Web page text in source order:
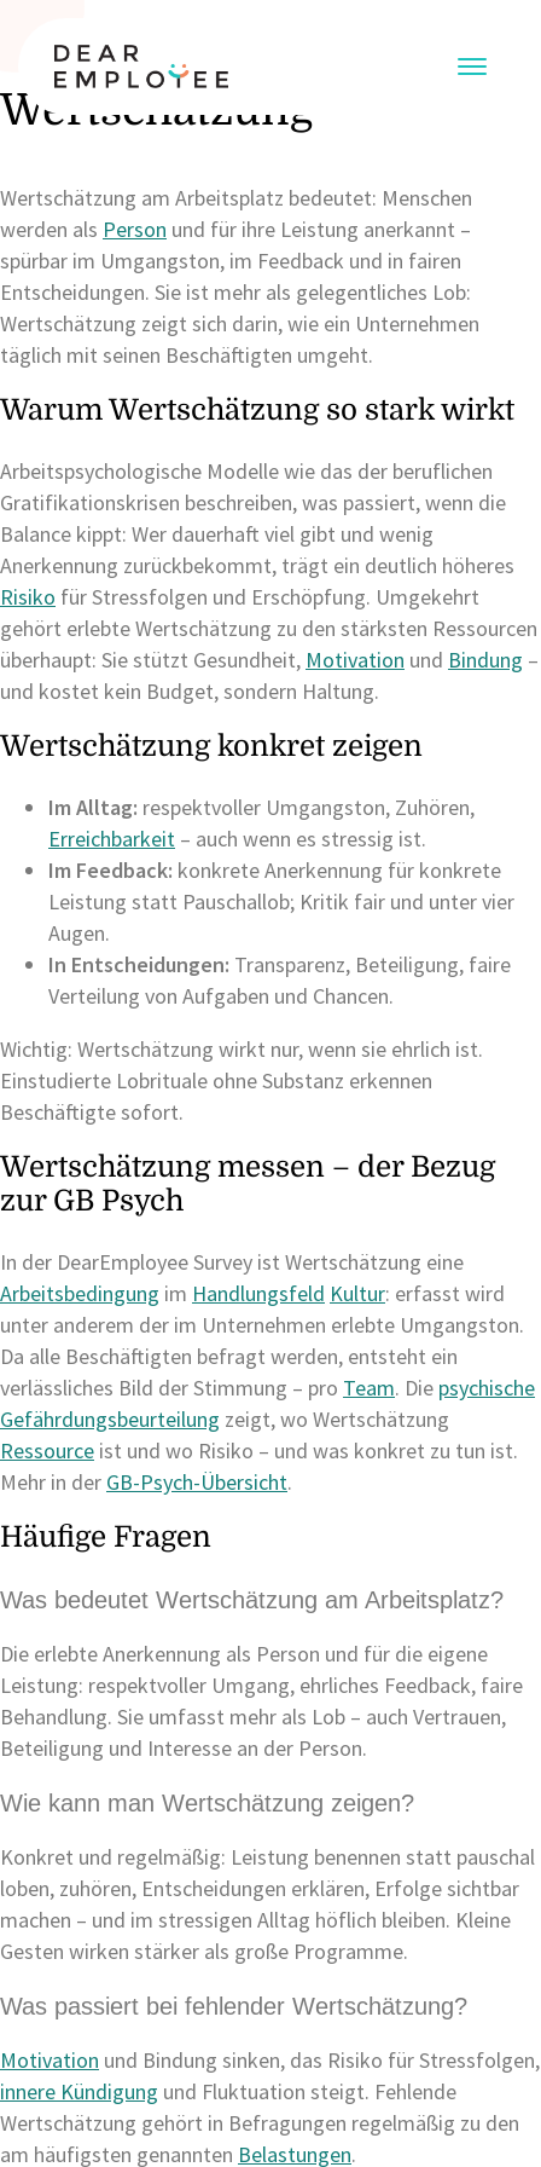
Wertschätzung
Wertschätzung am Arbeitsplatz bedeutet: Menschen
werden als Person und für ihre Leistung anerkannt –
spürbar im Umgangston, im Feedback und in fairen
Entscheidungen. Sie ist mehr als gelegentliches Lob:
Wertschätzung zeigt sich darin, wie ein Unternehmen
täglich mit seinen Beschäftigten umgeht.
Warum Wertschätzung so stark wirkt
Arbeitspsychologische Modelle wie das der beruflichen
Gratifikationskrisen beschreiben, was passiert, wenn die
Balance kippt: Wer dauerhaft viel gibt und wenig
Anerkennung zurückbekommt, trägt ein deutlich höheres
Risiko für Stressfolgen und Erschöpfung. Umgekehrt
gehört erlebte Wertschätzung zu den stärksten Ressourcen
überhaupt: Sie stützt Gesundheit, Motivation und Bindung –
und kostet kein Budget, sondern Haltung.
Wertschätzung konkret zeigen
Im Alltag: respektvoller Umgangston, Zuhören,
Erreichbarkeit – auch wenn es stressig ist.
Im Feedback: konkrete Anerkennung für konkrete
Leistung statt Pauschallob; Kritik fair und unter vier
Augen.
In Entscheidungen: Transparenz, Beteiligung, faire
Verteilung von Aufgaben und Chancen.
Wichtig: Wertschätzung wirkt nur, wenn sie ehrlich ist.
Einstudierte Lobrituale ohne Substanz erkennen
Beschäftigte sofort.
Wertschätzung messen – der Bezug
zur GB Psych
In der DearEmployee Survey ist Wertschätzung eine
Arbeitsbedingung im Handlungsfeld Kultur: erfasst wird
unter anderem der im Unternehmen erlebte Umgangston.
Da alle Beschäftigten befragt werden, entsteht ein
verlässliches Bild der Stimmung – pro Team. Die psychische
Gefährdungsbeurteilung zeigt, wo Wertschätzung
Ressource ist und wo Risiko – und was konkret zu tun ist.
Mehr in der GB-Psych-Übersicht.
Häufige Fragen
Was bedeutet Wertschätzung am Arbeitsplatz?
Die erlebte Anerkennung als Person und für die eigene
Leistung: respektvoller Umgang, ehrliches Feedback, faire
Behandlung. Sie umfasst mehr als Lob – auch Vertrauen,
Beteiligung und Interesse an der Person.
Wie kann man Wertschätzung zeigen?
Konkret und regelmäßig: Leistung benennen statt pauschal
loben, zuhören, Entscheidungen erklären, Erfolge sichtbar
machen – und im stressigen Alltag höflich bleiben. Kleine
Gesten wirken stärker als große Programme.
Was passiert bei fehlender Wertschätzung?
Motivation und Bindung sinken, das Risiko für Stressfolgen,
innere Kündigung und Fluktuation steigt. Fehlende
Wertschätzung gehört in Befragungen regelmäßig zu den
am häufigsten genannten Belastungen.